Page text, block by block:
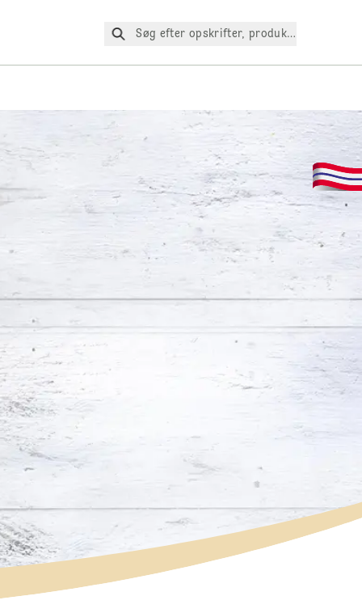
Søg efter opskrifter, produkter osv.